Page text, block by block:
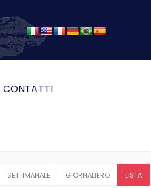
CONTATTI
SETTIMANALE GIORNALIERO LISTA